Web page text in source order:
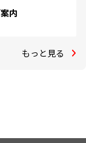
内
もっと見る